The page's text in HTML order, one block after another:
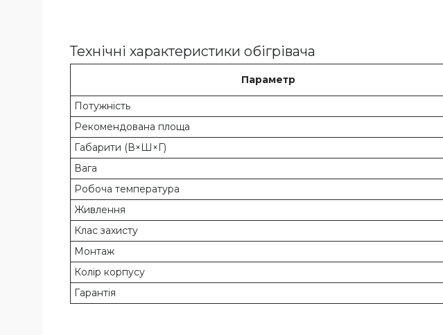
Технічні характеристики обігрівача
Параметр
Потужність
Рекомендована площа
Габарити (В×Ш×Г)
Вага
Робоча температура
Живлення
Клас захисту
Монтаж
Колір корпусу
Гарантія